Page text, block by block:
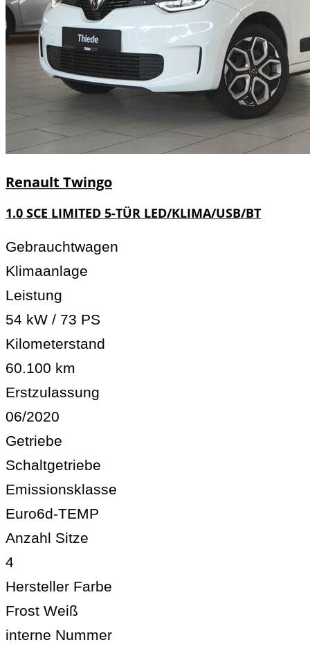
Renault Twingo
1.0 SCE LIMITED 5-TÜR LED/KLIMA/USB/BT
Gebrauchtwagen
Klimaanlage
Leistung
54 kW / 73 PS
Kilometerstand
60.100 km
Erstzulassung
06/2020
Getriebe
Schaltgetriebe
Emissionsklasse
Euro6d-TEMP
Anzahl Sitze
4
Hersteller Farbe
Frost Weiß
interne Nummer